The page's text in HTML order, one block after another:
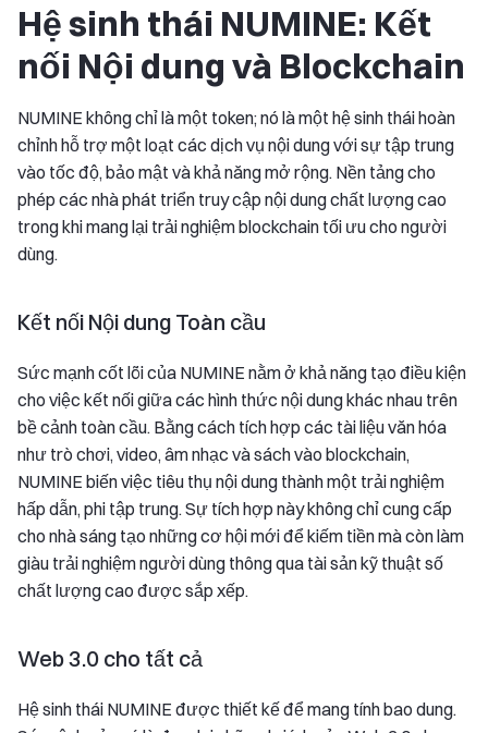
Hệ sinh thái NUMINE: Kết
nối Nội dung và Blockchain
NUMINE không chỉ là một token; nó là một hệ sinh thái hoàn
chỉnh hỗ trợ một loạt các dịch vụ nội dung với sự tập trung
vào tốc độ, bảo mật và khả năng mở rộng. Nền tảng cho
phép các nhà phát triển truy cập nội dung chất lượng cao
trong khi mang lại trải nghiệm blockchain tối ưu cho người
dùng.
Kết nối Nội dung Toàn cầu
Sức mạnh cốt lõi của NUMINE nằm ở khả năng tạo điều kiện
cho việc kết nối giữa các hình thức nội dung khác nhau trên
bề cảnh toàn cầu. Bằng cách tích hợp các tài liệu văn hóa
như trò chơi, video, âm nhạc và sách vào blockchain,
NUMINE biến việc tiêu thụ nội dung thành một trải nghiệm
hấp dẫn, phi tập trung. Sự tích hợp này không chỉ cung cấp
cho nhà sáng tạo những cơ hội mới để kiếm tiền mà còn làm
giàu trải nghiệm người dùng thông qua tài sản kỹ thuật số
chất lượng cao được sắp xếp.
Web 3.0 cho tất cả
Hệ sinh thái NUMINE được thiết kế để mang tính bao dung.